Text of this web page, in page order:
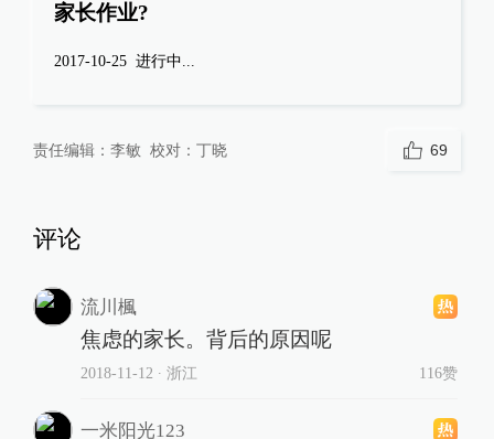
家长作业?
2017-10-25 进行中...
责任编辑： 李敏 校对： 丁晓 69
评论
流川楓
焦虑的家长。背后的原因呢
2018-11-12 ∙ 浙江 116赞
一米阳光123